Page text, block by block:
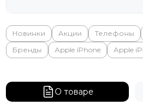
Новинки Акции Телефоны
Бренды
Apple iPhone Apple
О товаре